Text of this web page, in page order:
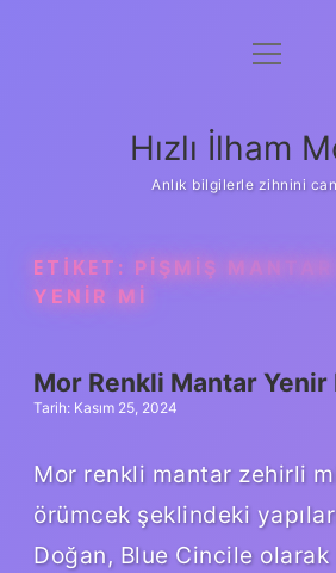
Anasayfa
Yasal Uyarı
menüyü
Hızlı İlham
Anlık bilgilerle zihnini
ETIKET: PIŞMIŞ
YENIR MI
Mor Renkli Mantar Yenir
Tarih: Kasım 25, 2024
Mor renkli mantar zehirli
örümcek şeklindeki
Doğan, Blue Cincile